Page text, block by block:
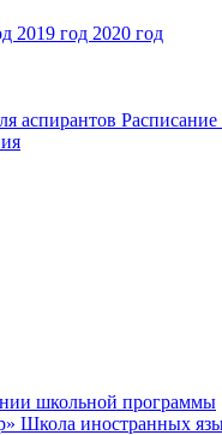
2019 год 2020 год
аспирантов Расписание
школьной программы
Школа иностранных